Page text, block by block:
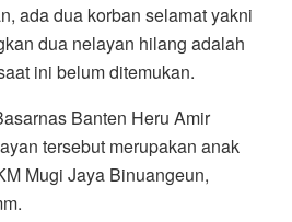
ada dua korban selamat yakni
dua nelayan hilang adalah
ini belum ditemukan.
Banten Heru Amir
tersebut merupakan anak
Mugi Jaya Binuangeun,